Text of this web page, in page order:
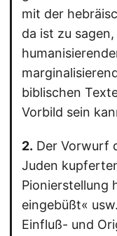
mit der
da ist zu
biblischen
Vorbild sein
2. Der Vorwurf
Juden
Pionierstellung
eingebüßt«
Einfluß- und